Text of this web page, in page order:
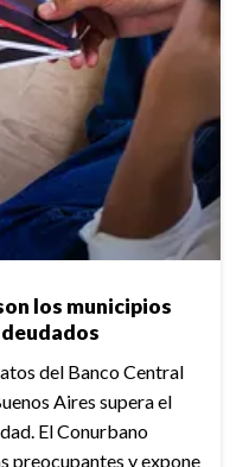
los municipios
del Banco Central
Aires supera el
El Conurbano
preocupantes y expone